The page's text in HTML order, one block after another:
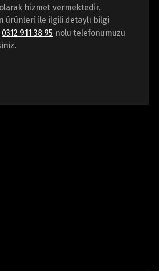
olarak hizmet vermektedir.
ürünleri ile ilgili detaylı bilgi
0312 911 38 95 nolu telefonumuzu